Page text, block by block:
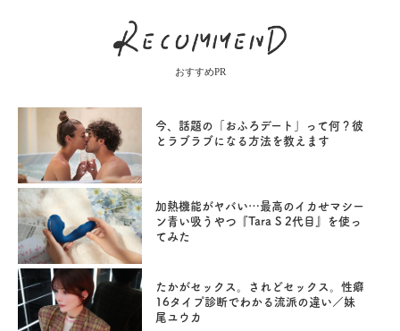
おすすめPR
今、話題の「おふろデート」って何？彼
とラブラブになる方法を教えます
加熱機能がヤバい…最高のイカせマシー
ン青い吸うやつ『Tara S 2代目』を使っ
てみた
たかがセックス。されどセックス。性癖
16タイプ診断でわかる流派の違い／妹
尾ユウカ